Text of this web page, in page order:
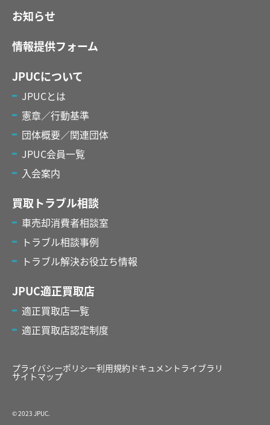
お知らせ
情報提供フォーム
JPUCについて
JPUCとは
憲章／行動基準
団体概要／関連団体
JPUC会員一覧
入会案内
買取トラブル相談
車売却消費者相談室
トラブル相談事例
トラブル解決お役立ち情報
JPUC適正買取店
適正買取店一覧
適正買取店認定制度
プライバシーポリシー利用規約 ドキュメントライブラリ
サイトマップ
© 2023 JPUC.